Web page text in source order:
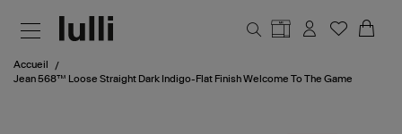
Accueil
Jean 568™ Loose Straight Dark Indigo-Flat Finish Welcome To The Game